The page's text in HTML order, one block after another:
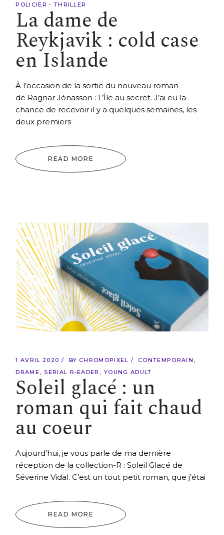
POLICIER - THRILLER
La dame de
Reykjavik : cold case
en Islande
À l’occasion de la sortie du nouveau roman
de Ragnar Jónasson : L’Île au secret. J’ai eu la
chance de recevoir il y a quelques semaines, les
deux premiers
READ MORE
1 AVRIL 2020 BY CHROMOPIXEL
CONTEMPORAIN
DRAME
SERIAL R-EADER YOUNG ADULT
Soleil glacé : un
roman qui fait chaud
au coeur
Aujourd’hui, je vous parle de ma dernière
réception de la collection-R : Soleil Glacé de
Séverine Vidal. C’est un tout petit roman, que j’étai
READ MORE